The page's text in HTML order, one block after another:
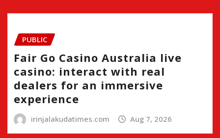
PUBLIC
Fair Go Casino Australia live
casino: interact with real
dealers for an immersive
experience
irinjalakudatimes.com Aug 7, 2026